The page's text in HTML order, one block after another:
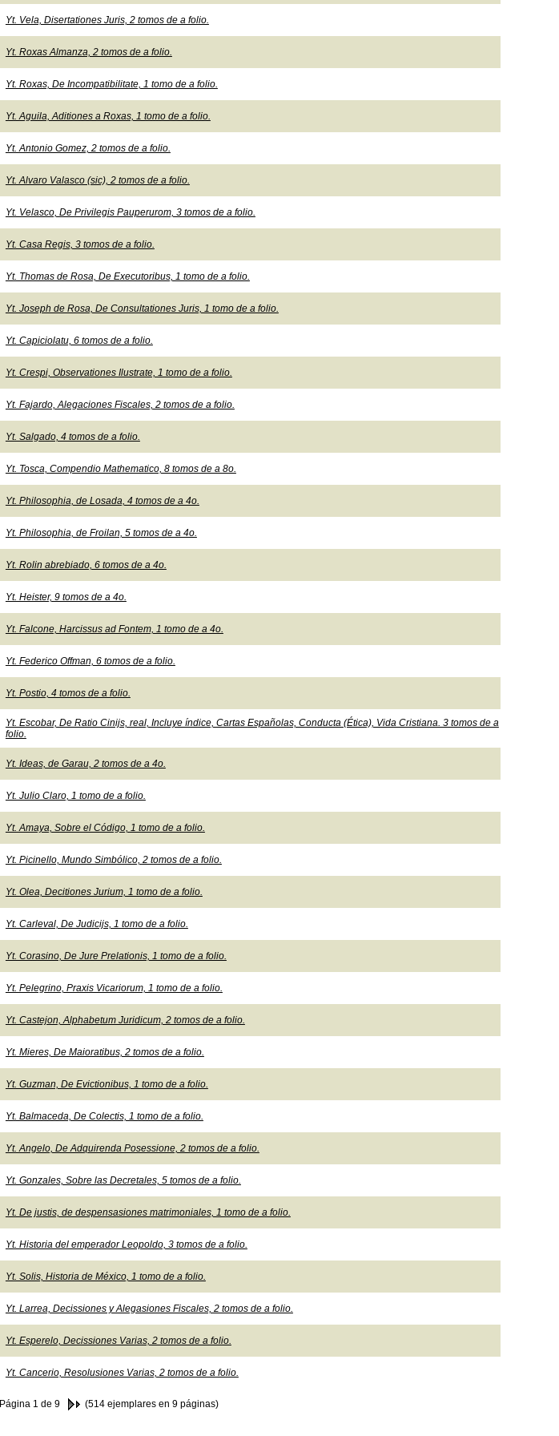
Yt. Vela, Disertationes Juris, 2 tomos de a folio.
Yt. Roxas Almanza, 2 tomos de a folio.
Yt. Roxas, De Incompatibilitate, 1 tomo de a folio.
Yt. Aguila, Aditiones a Roxas, 1 tomo de a folio.
Yt. Antonio Gomez, 2 tomos de a folio.
Yt. Alvaro Valasco (sic), 2 tomos de a folio.
Yt. Velasco, De Privilegis Pauperurom, 3 tomos de a folio.
Yt. Casa Regis, 3 tomos de a folio.
Yt. Thomas de Rosa, De Executoribus, 1 tomo de a folio.
Yt. Joseph de Rosa, De Consultationes Juris, 1 tomo de a folio.
Yt. Capiciolatu, 6 tomos de a folio.
Yt. Crespi, Observationes Ilustrate, 1 tomo de a folio.
Yt. Fajardo, Alegaciones Fiscales, 2 tomos de a folio.
Yt. Salgado, 4 tomos de a folio.
Yt. Tosca, Compendio Mathematico, 8 tomos de a 8o.
Yt. Philosophia, de Losada, 4 tomos de a 4o.
Yt. Philosophia, de Froilan, 5 tomos de a 4o.
Yt. Rolin abrebiado, 6 tomos de a 4o.
Yt. Heister, 9 tomos de a 4o.
Yt. Falcone, Harcissus ad Fontem, 1 tomo de a 4o.
Yt. Federico Offman, 6 tomos de a folio.
Yt. Postio, 4 tomos de a folio.
Yt. Escobar, De Ratio Cinijs, real, Incluye índice, Cartas Españolas, Conducta (Ética), Vida Cristiana. 3 tomos de a
folio.
Yt. Ideas, de Garau, 2 tomos de a 4o.
Yt. Julio Claro, 1 tomo de a folio.
Yt. Amaya, Sobre el Código, 1 tomo de a folio.
Yt. Picinello, Mundo Simbólico, 2 tomos de a folio.
Yt. Olea, Decitiones Jurium, 1 tomo de a folio.
Yt. Carleval, De Judicijs, 1 tomo de a folio.
Yt. Corasino, De Jure Prelationis, 1 tomo de a folio.
Yt. Pelegrino, Praxis Vicariorum, 1 tomo de a folio.
Yt. Castejon, Alphabetum Juridicum, 2 tomos de a folio.
Yt. Mieres, De Maioratibus, 2 tomos de a folio.
Yt. Guzman, De Evictionibus, 1 tomo de a folio.
Yt. Balmaceda, De Colectis, 1 tomo de a folio.
Yt. Angelo, De Adquirenda Posessione, 2 tomos de a folio.
Yt. Gonzales, Sobre las Decretales, 5 tomos de a folio.
Yt. De justis, de despensasiones matrimoniales, 1 tomo de a folio.
Yt. Historia del emperador Leopoldo, 3 tomos de a folio.
Yt. Solis, Historia de México, 1 tomo de a folio.
Yt. Larrea, Decissiones y Alegasiones Fiscales, 2 tomos de a folio.
Yt. Esperelo, Decissiones Varias, 2 tomos de a folio.
Yt. Cancerio, Resolusiones Varias, 2 tomos de a folio.
Página 1 de 9 (514 ejemplares en 9 páginas)